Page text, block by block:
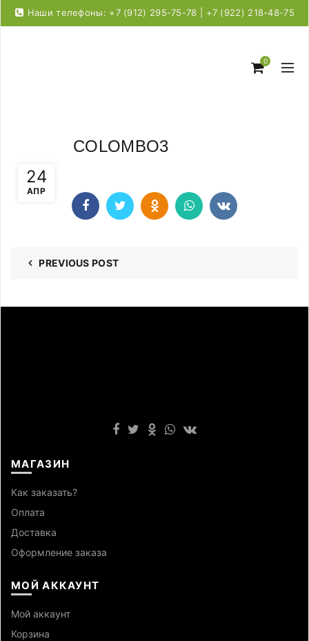
Наши телефоны: +7 (912) 295-75-78 | +7 (922) 218-48-75
0
24
АПР
COLOMBO3
PREVIOUS POST
МАГАЗИН
Как заказать?
Оплата
Доставка
Оформление заказа
МОЙ АККАУНТ
Мой аккаунт
Корзина